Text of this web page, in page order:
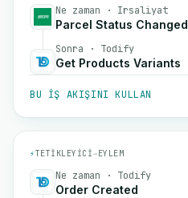
Ne zaman · Irsaliyat
Parcel Status Changed
Sonra · Todify
Get Products Variants
BU IŞ AKIŞINI KULLAN
⚡TETIKLEYICI→EYLEM
Ne zaman · Todify
Order Created